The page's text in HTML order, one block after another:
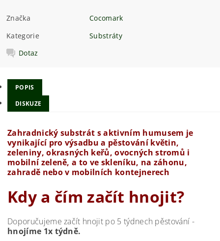
Značka
Cocomark
Kategorie
Substráty
Dotaz
POPIS
DISKUZE
Zahradnický substrát s aktivním humusem je
vynikající pro výsadbu a pěstování květin,
zeleniny, okrasných keřů, ovocných stromů i
mobilní zeleně, a to ve skleníku, na záhonu,
zahradě nebo v mobilních kontejnerech
Kdy a čím začít hnojit?
Doporučujeme začít hnojit po 5 týdnech pěstování -
hnojíme 1x týdně.